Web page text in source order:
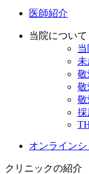
医師紹介
当院について
敬
敬
敬
採
オンライン
クリニックの紹介